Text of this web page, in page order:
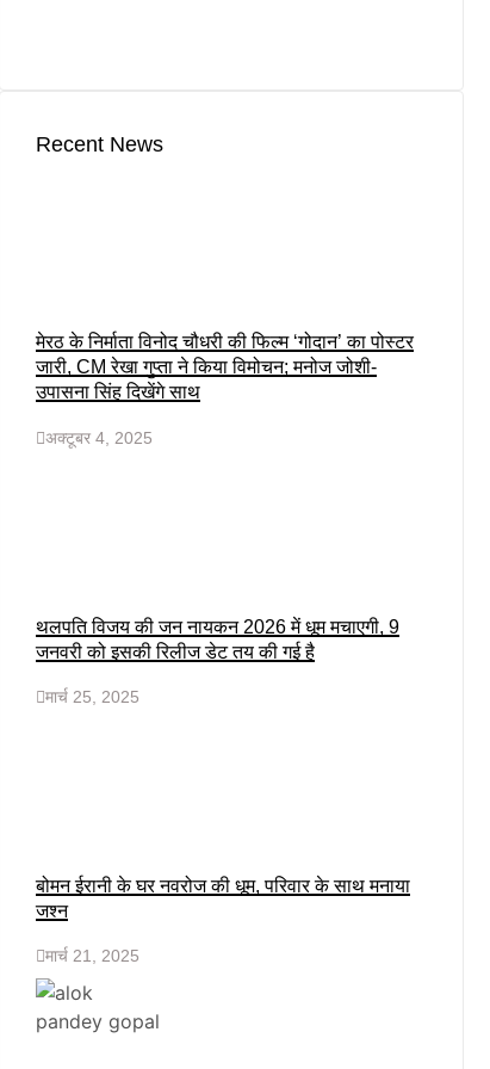
Recent News
मेरठ के निर्माता विनोद चौधरी की फिल्म ‘गोदान’ का पोस्टर
जारी, CM रेखा गुप्ता ने किया विमोचन; मनोज जोशी-
उपासना सिंह दिखेंगे साथ
अक्टूबर 4, 2025
थलपति विजय की जन नायकन 2026 में धूम मचाएगी, 9
जनवरी को इसकी रिलीज डेट तय की गई है
मार्च 25, 2025
बोमन ईरानी के घर नवरोज की धूम, परिवार के साथ मनाया
जश्न
मार्च 21, 2025